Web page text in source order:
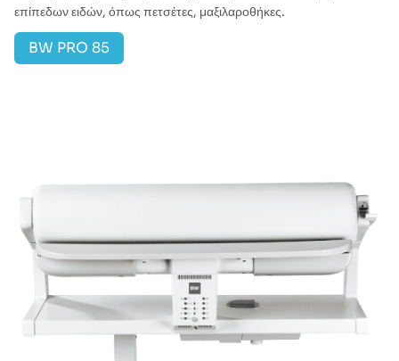
επίπεδων ειδών, όπως πετσέτες, μαξιλαροθήκες.
BW PRO 85